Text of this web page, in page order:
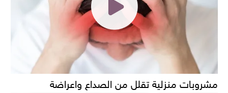
مشروبات منزلية تقلل من الصداع واعراضة